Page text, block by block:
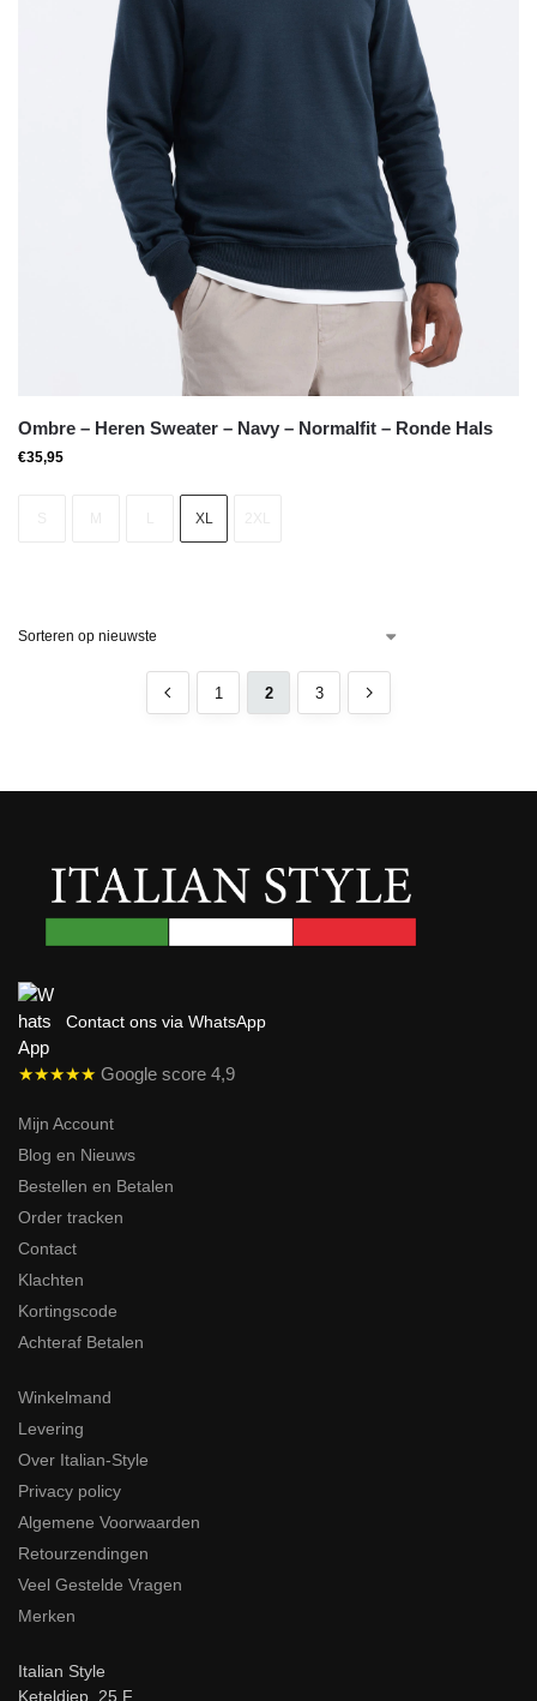
Ombre – Heren Sweater – Navy – Normalfit – Ronde Hals
€35,95
XL
1 2 3
Contact ons via WhatsApp
★★★★★ Google score 4,9
Mijn Account
Blog en Nieuws
Bestellen en Betalen
Order tracken
Contact
Klachten
Kortingscode
Achteraf Betalen
Winkelmand
Levering
Over Italian-Style
Privacy policy
Algemene Voorwaarden
Retourzendingen
Veel Gestelde Vragen
Merken
Italian Style
Keteldiep 25 F